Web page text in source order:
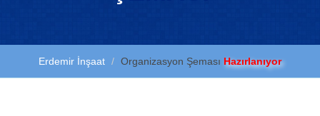
Erdemir İnşaat Organizasyon Şeması Hazırlanıyor